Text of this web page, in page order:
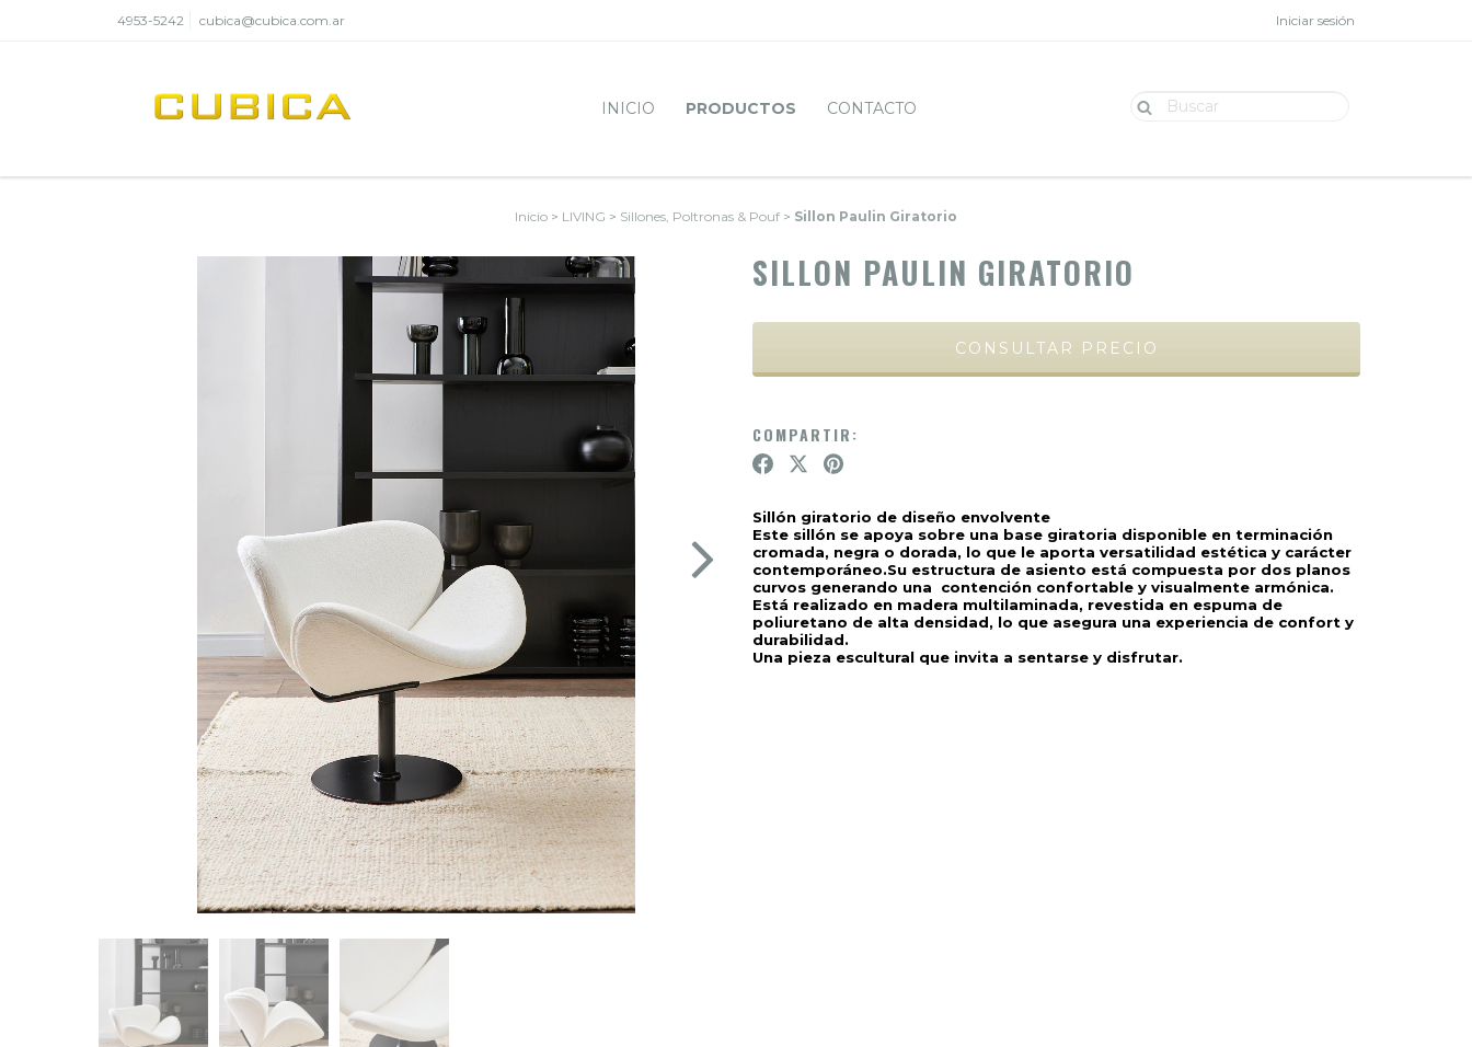
4953-5242 cubica@cubica.com.ar Iniciar sesión
INICIO PRODUCTOS CONTACTO
Inicio > LIVING > Sillones, Poltronas & Pouf > Sillon Paulin Giratorio
SILLON PAULIN GIRATORIO
COMPARTIR:
Sillón giratorio de diseño envolvente
Este sillón se apoya sobre una base giratoria disponible en terminación
cromada, negra o dorada, lo que le aporta versatilidad estética y carácter
contemporáneo.Su estructura de asiento está compuesta por dos planos
curvos generando una  contención confortable y visualmente armónica.
Está realizado en madera multilaminada, revestida en espuma de
poliuretano de alta densidad, lo que asegura una experiencia de confort y
durabilidad.
Una pieza escultural que invita a sentarse y disfrutar.